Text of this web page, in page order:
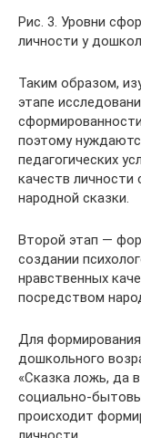
Рис. 3. Уровни
личности у
Таким образом,
этапе
поэтому
педагогических
качеств
народной сказки.
Второй этап —
создании
нравственных
посредством
Для
дошкольного
«Сказка ложь, да
социально-
происходит